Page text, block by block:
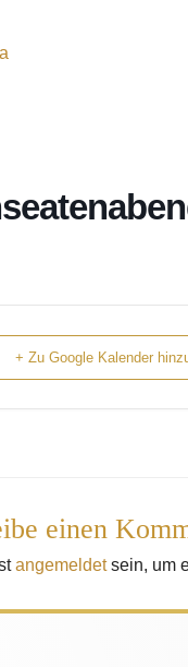
+ Zu Google Kalender
einen
angemeldetsein, um